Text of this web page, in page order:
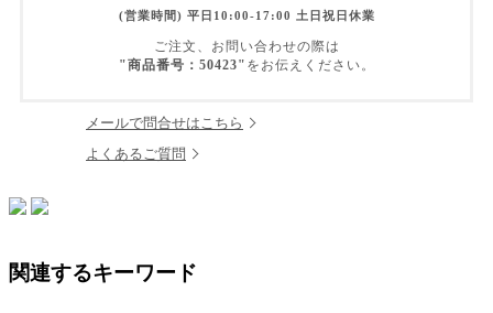
(営業時間) 平日10:00-17:00 土日祝日休業
ご注文、お問い合わせの際は
"商品番号：50423" をお伝えください。
メールで問合せはこちら
よくあるご質問
関連するキーワード